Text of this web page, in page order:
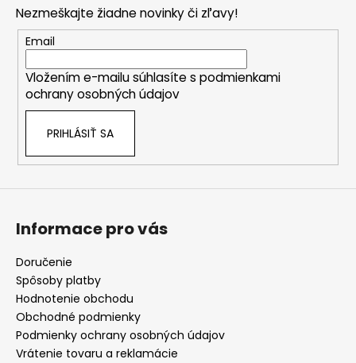
Nezmeškajte žiadne novinky či zľavy!
Email
Vložením e-mailu súhlasíte s podmienkami
ochrany osobných údajov
PRIHLÁSIŤ SA
Informace pro vás
Doručenie
Spôsoby platby
Hodnotenie obchodu
Obchodné podmienky
Podmienky ochrany osobných údajov
Vrátenie tovaru a reklamácie